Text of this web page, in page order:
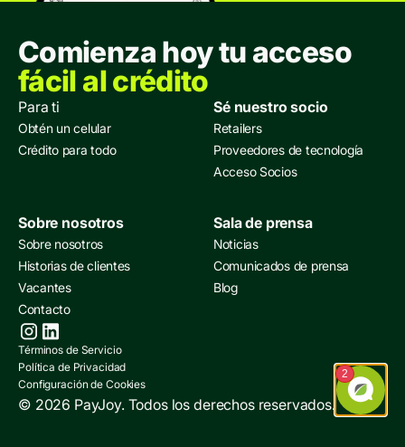
Comienza hoy tu acceso
fácil al crédito
Para ti
Obtén un celular
Crédito para todo
Sé nuestro socio
Retailers
Proveedores de tecnología
Acceso Socios
Sobre nosotros
Sobre nosotros
Historias de clientes
Vacantes
Contacto
Sala de prensa
Noticias
Comunicados de prensa
Blog
© 2026 PayJoy. Todos los derechos reservados.
Términos de Servicio
Política de Privacidad
Configuración de Cookies